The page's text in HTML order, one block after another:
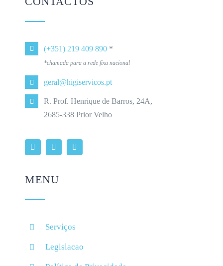
(+351) 219 409 890 *
*chamada para a rede fixa nacional
geral@higiservicos.pt
R. Prof. Henrique de Barros, 24A,
2685-338 Prior Velho
MENU
Serviços
Legislacao